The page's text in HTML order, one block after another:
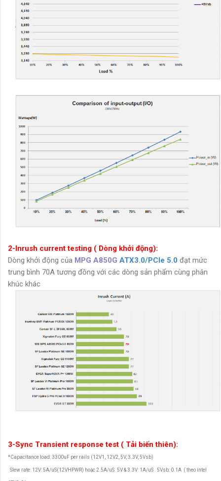
2-Inrush current testing ( Dòng khởi động):
Dòng khởi động của MPG A850G ATX3.0/PCIe 5.0 đạt mức
trung bình 70A tương đồng với các dòng sản phẩm cùng phân
khúc khác
3-Sync Transient response test ( Tải biến thiên):
*Capacitance load: 3300uF per rails (12V1, 12V2, 5V, 3.3V, 5Vsb)
Slew rate: 12V: 5A/uS(12VHPWR) hoặc 2.5A/uS. 5V & 3.3V: 1A/uS . 5Vsb: 0.1A ( theo intel